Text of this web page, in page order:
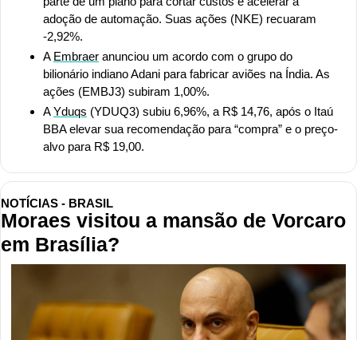
adoção de automação. Suas ações (NKE) recuaram
-2,92%.
A Embraer anunciou um acordo com o grupo do
bilionário indiano Adani para fabricar aviões na Índia. As
ações (EMBJ3) subiram 1,00%.
A Yduqs (YDUQ3) subiu 6,96%, a R$ 14,76, após o Itaú
BBA elevar sua recomendação para “compra” e o preço-
alvo para R$ 19,00.
NOTÍCIAS - BRASIL
Moraes visitou a mansão de Vorcaro
em Brasília?